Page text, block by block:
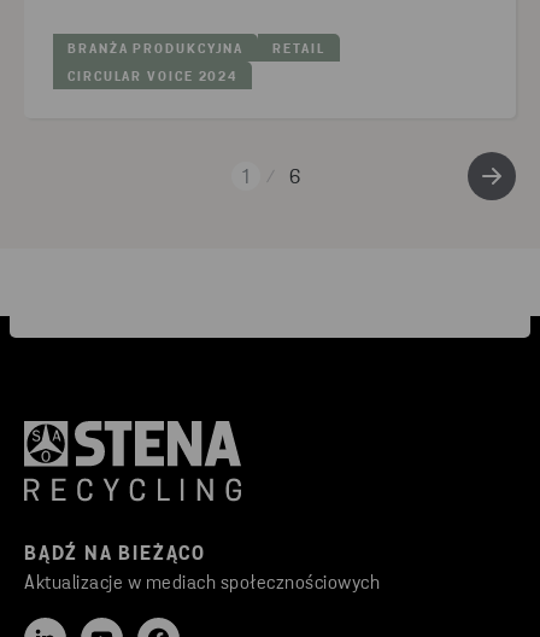
BRANŻA PRODUKCYJNA RETAIL
CIRCULAR VOICE 2024
1 6
BĄDŹ NA BIEŻĄCO
Aktualizacje w mediach społecznościowych